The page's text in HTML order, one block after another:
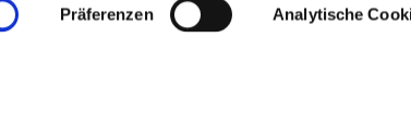
Präferenzen Analytische
Rechtlicher Hinweis Cookie-